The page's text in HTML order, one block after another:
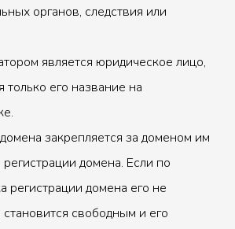
органов, следствия или
является юридическое лицо,
только его название на
закрепляется за доменом им
домена. Если по
регистрации домена его не
свободным и его